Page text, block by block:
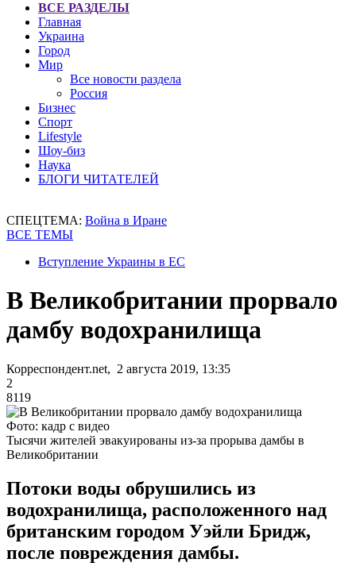
ВСЕ РАЗДЕЛЫ
Главная
Украина
Город
Мир
Все новости раздела
Россия
Бизнес
Спорт
Lifestyle
Шоу-биз
Наука
БЛОГИ ЧИТАТЕЛЕЙ
СПЕЦТЕМА: Война в Иране
ВСЕ ТЕМЫ
Вступление Украины в ЕС
В Великобритании прорвало
дамбу водохранилища
Корреспондент.net, 2 августа 2019, 13:35
2
8119
Фото: кадр с видео
Тысячи жителей эвакуированы из-за прорыва дамбы в
Великобритании
Потоки воды обрушились из
водохранилища, расположенного над
британским городом Уэйли Бридж,
после повреждения дамбы.